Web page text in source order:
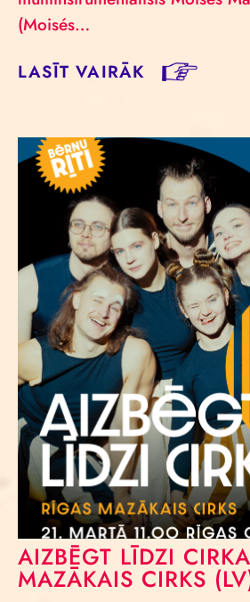
(Moisés…
LASĪT VAIRĀK
AIZBĒGT LĪDZI
MAZĀKAIS CIRKS